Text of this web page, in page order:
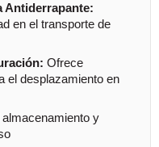
Antiderrapante:
en el transporte de
Ofrece
el desplazamiento en
almacenamiento y